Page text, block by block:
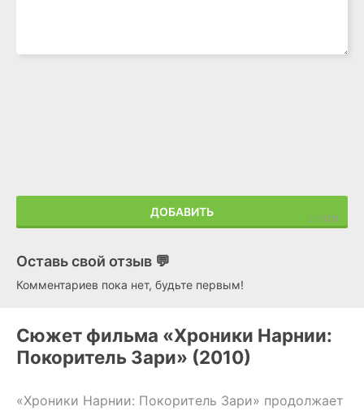
ДОБАВИТЬ
Оставь свой отзыв 💬
Комментариев пока нет, будьте первым!
Сюжет фильма «Хроники Нарнии:
Покоритель Зари» (2010)
«Хроники Нарнии: Покоритель Зари» продолжает